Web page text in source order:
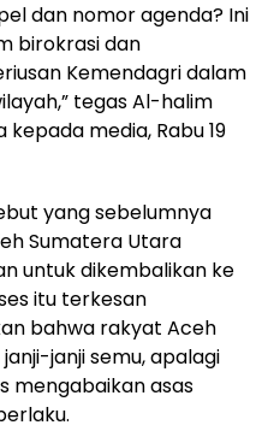
dan nomor agenda? Ini
birokrasi dan
Kemendagri dalam
tegas Al-halim
media, Rabu 19
yang sebelumnya
Sumatera Utara
untuk dikembalikan ke
itu terkesan
bahwa rakyat Aceh
janji semu, apalagi
mengabaikan asas